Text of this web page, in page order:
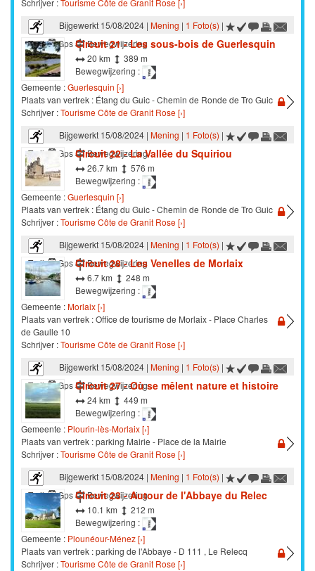
Schrijver :Tourisme Côte de Granit Rose [›]
Bijgewerkt 15/08/2024 | Mening | 1 Foto(s) |
Trail
Gps Bewegwijzering
Circuit 21 - Les sous-bois de Guerlesquin
20 km
389 m
Bewegwijzering :
Gemeente :Guerlesquin [›]
Plaats van vertrek : Étang du Guic - Chemin de Ronde de Tro Guic
Schrijver :Tourisme Côte de Granit Rose [›]
Bijgewerkt 15/08/2024 | Mening | 1 Foto(s) |
Trail
Gps Bewegwijzering
Circuit 22 - La Vallée du Squiriou
26.7 km
576 m
Bewegwijzering :
Gemeente :Guerlesquin [›]
Plaats van vertrek : Étang du Guic - Chemin de Ronde de Tro Guic
Schrijver :Tourisme Côte de Granit Rose [›]
Bijgewerkt 15/08/2024 | Mening | 1 Foto(s) |
Trail
Gps Bewegwijzering
Circuit 28 - Les Venelles de Morlaix
6.7 km
248 m
Bewegwijzering :
Gemeente :Morlaix [›]
Plaats van vertrek : Office de tourisme de Morlaix - Place Charles
de Gaulle 10
Schrijver :Tourisme Côte de Granit Rose [›]
Bijgewerkt 15/08/2024 | Mening | 1 Foto(s) |
Trail
Gps Bewegwijzering
Circuit 27 - Où se mêlent nature et histoire
24 km
449 m
Bewegwijzering :
Gemeente : Plourin-lès-Morlaix [›]
Plaats van vertrek : parking Mairie - Place de la Mairie
Schrijver :Tourisme Côte de Granit Rose [›]
Bijgewerkt 15/08/2024 | Mening | 1 Foto(s) |
Trail
Gps Bewegwijzering
Circuit 23 - Autour de l'Abbaye du Relec
10.1 km
212 m
Bewegwijzering :
Gemeente : Plounéour-Ménez [›]
Plaats van vertrek : parking de l'Abbaye - D 111 , Le Relecq
Schrijver :Tourisme Côte de Granit Rose [›]